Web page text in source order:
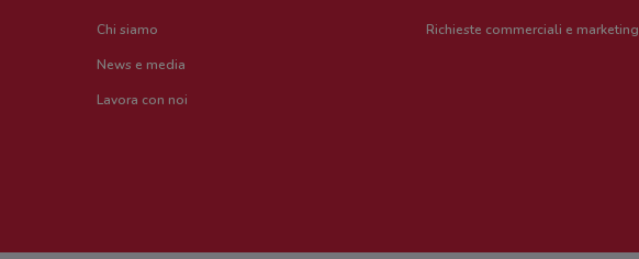
Chi siamo
News e media
Lavora con noi
Richieste commerciali e marketing